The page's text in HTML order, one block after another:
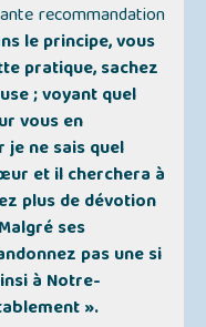
recommandation
le principe, vous
pratique, sachez
; voyant quel
vous en
ne sais quel
et il cherchera à
plus de dévotion
ses
pas une si
à Notre-
».